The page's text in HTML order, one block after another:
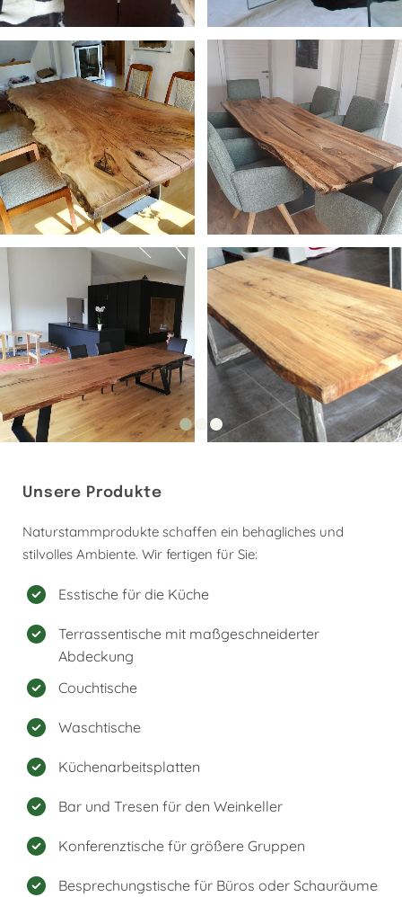
Unsere Produkte
Naturstammprodukte schaffen ein behagliches und
stilvolles Ambiente. Wir fertigen für Sie:
Esstische für die Küche
Terrassentische mit maßgeschneiderter
Abdeckung
Couchtische
Waschtische
Küchenarbeitsplatten
Bar und Tresen für den Weinkeller
Konferenztische für größere Gruppen
Besprechungstische für Büros oder Schauräume